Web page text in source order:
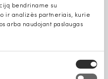
bendriname su
ir analizės partneriais, kurie
arba naudojant paslaugas